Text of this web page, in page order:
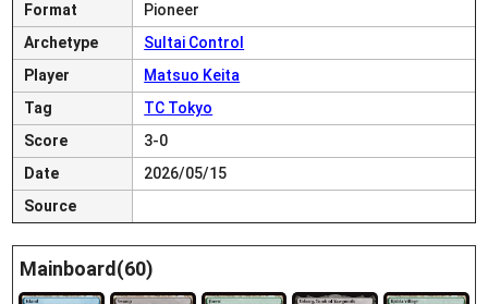
Format
Pioneer
Archetype
Sultai Control
Player
Matsuo Keita
Tag
TC Tokyo
Score
3-0
Date
2026/05/15
Source
Mainboard(60)